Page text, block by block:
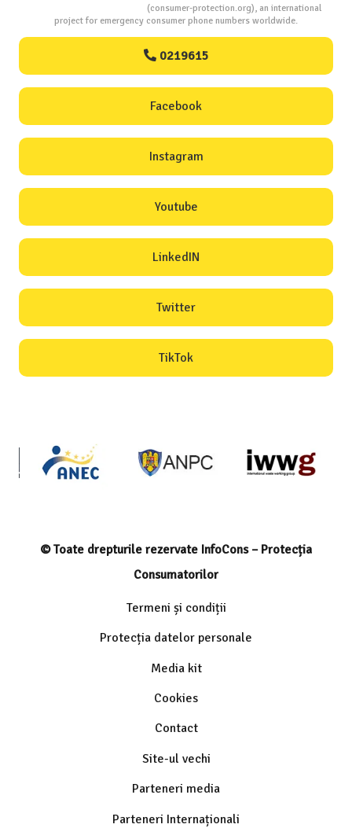
(consumer-protection.org), an international
project for emergency consumer phone numbers worldwide.
0219615
Facebook
Instagram
Youtube
LinkedIN
Twitter
TikTok
© Toate drepturile rezervate InfoCons – Protecția
Consumatorilor
Termeni și condiții
Protecția datelor personale
Media kit
Cookies
Contact
Site-ul vechi
Parteneri media
Parteneri Internaționali